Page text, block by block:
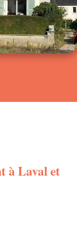
àLavalet